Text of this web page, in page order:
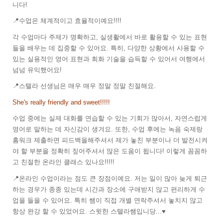
니다!
📍수업은 체계적이고 효율적이예요!!!!
각 수업마다 주제가 명확하고, 실생활에서 바로 활용할 수 있는 표현
들을 배우는 데 집중할 수 있어요. 특히, 다양한 상황에서 사용할 수
있는 실용적인 영어 표현과 회화 기술을 습득할 수 있어서 여행에서
넘넘 유익했어요!
📍스텔라 선생님은 매우 매우 정말 정말 친절해요.
She's really friendly and sweet!!!!!
수업 중에는 실제 대화를 연습할 수 있는 기회가 많아서, 자연스럽게
영어로 말하는 데 자신감이 생겨요. 또한, 수업 후에는 녹음 숙제랑
홈워크 제출하면 피드백을해주셔서 제가 놓친 부분이나 더 발전시켜
야 할 부분을 정확히 짚어주셔서 많은 도움이 됩니다! 이렇게 꼼꼼하
고 친절한 온라인 클래스 있나요!!!!!
📍온라인 수업이라는 점도 큰 장점이예요. 저는 일이 많아 늦게 퇴근
하는 경우가 종종 있는데 시간과 장소에 구애받지 않고 편리하게 수
업을 들을 수 있어요. 특히 쌤이 직접 개별 연락주셔서 놓치지 않고
항상 완강 할 수 있었어요. 스윗한 스텔라쌤입니당...♥️